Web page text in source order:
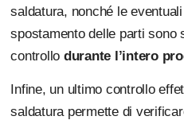
saldatura, nonché le
spostamento delle parti sono
controllo durante l’intero
Infine, un ultimo controllo
saldatura permette di